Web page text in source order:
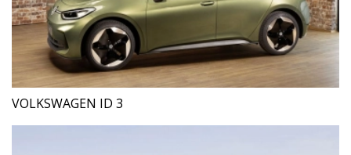
VOLKSWAGEN ID 3